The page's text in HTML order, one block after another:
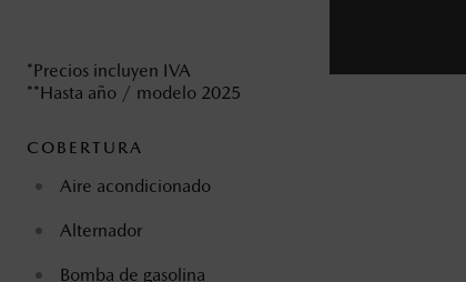
*Precios incluyen IVA
**Hasta año / modelo 2025
COBERTURA
Aire acondicionado
Alternador
Bomba de gasolina